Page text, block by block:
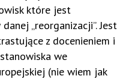
które jest
„reorganizacji”. Jest
z docenieniem i
we
(nie wiem jak